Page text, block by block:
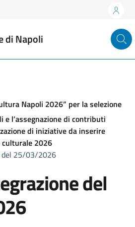
di Napoli
Napoli 2026” per la selezione
l’assegnazione di contributi
di iniziative da inserire
culturale 2026
del 25/03/2026
del